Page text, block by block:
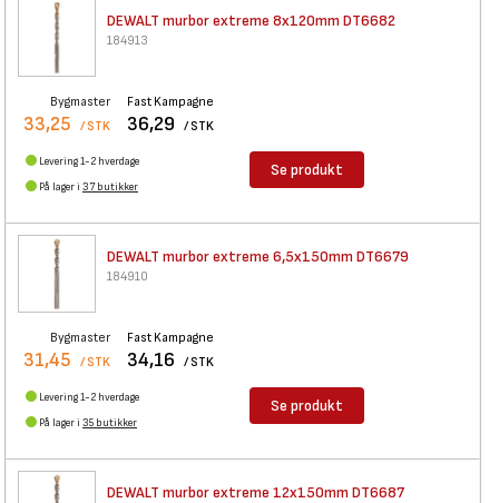
DEWALT murbor extreme 8x120mm DT6682
184913
Bygmaster
33,25 / STK
Fast Kampagne
36,29 / STK
Levering 1-2 hverdage
På lager i 37 butikker
Se produkt
DEWALT murbor extreme 6,5x150mm DT6679
184910
Bygmaster
31,45 / STK
Fast Kampagne
34,16 / STK
Levering 1-2 hverdage
På lager i 35 butikker
Se produkt
DEWALT murbor extreme 12x150mm DT6687